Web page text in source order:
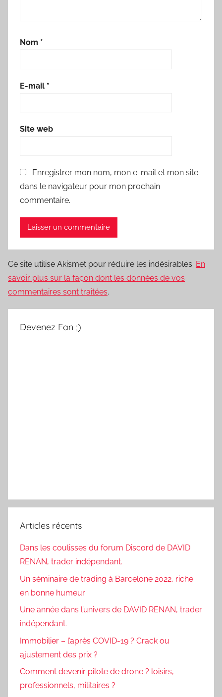
Nom *
E-mail *
Site web
Enregistrer mon nom, mon e-mail et mon site
dans le navigateur pour mon prochain
commentaire.
Ce site utilise Akismet pour réduire les indésirables. En
savoir plus sur la façon dont les données de vos
commentaires sont traitées.
Devenez Fan ;)
Articles récents
Dans les coulisses du forum Discord de DAVID
RENAN, trader indépendant.
Un séminaire de trading à Barcelone 2022, riche
en bonne humeur
Une année dans l’univers de DAVID RENAN, trader
indépendant.
Immobilier – l’après COVID-19 ? Crack ou
ajustement des prix ?
Comment devenir pilote de drone ? loisirs,
professionnels, militaires ?